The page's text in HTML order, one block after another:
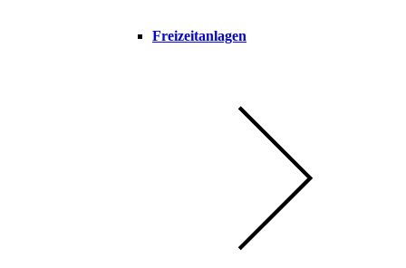
Freizeitanlagen